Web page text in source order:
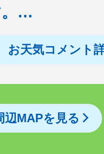
。…
お天気コメント
辺MAPを見る